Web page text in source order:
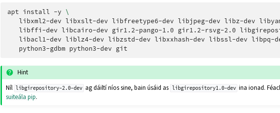
apt install -y \
libxml2-dev libxslt-dev libfreetype6-dev libjpeg-dev libz-dev
libffi-dev libcairo-dev gir1.2-pango-1.0 gir1.2-rsvg-2.0
libacl1-dev liblz4-dev libzstd-dev libxxhash-dev libssl-dev libpq-
python3-gdbm python3-dev
Hint
Níl
libgirepository-2.0-dev ag dáiltí níos sine, bain úsáid as libgirepository1.0-dev ina ionad.
suiteála pip.